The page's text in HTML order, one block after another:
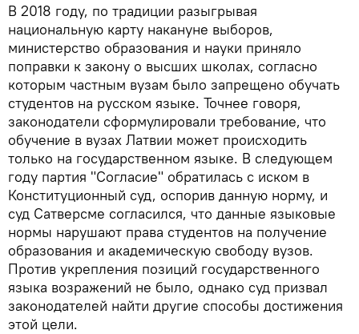
В 2018 году, по традиции разыгрывая
национальную карту накануне выборов,
министерство образования и науки приняло
поправки к закону о высших школах, согласно
которым частным вузам было запрещено обучать
студентов на русском языке. Точнее говоря,
законодатели сформулировали требование, что
обучение в вузах Латвии может происходить
только на государственном языке. В следующем
году партия "Согласие" обратилась с иском в
Конституционный суд, оспорив данную норму, и
суд Сатверсме согласился, что данные языковые
нормы нарушают права студентов на получение
образования и академическую свободу вузов.
Против укрепления позиций государственного
языка возражений не было, однако суд призвал
законодателей найти другие способы достижения
этой цели.